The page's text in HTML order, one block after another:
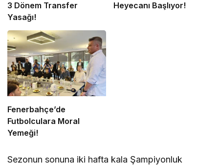
3 Dönem Transfer
Yasağı!
Heyecanı Başlıyor!
Fenerbahçe’de
Futbolculara Moral
Yemeği!
Sezonun sonuna iki hafta kala Şampiyonluk